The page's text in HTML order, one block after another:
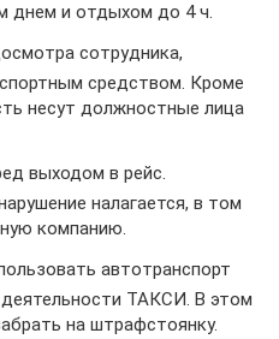
днем и отдыхом до 4 ч.
сотрудника,
средством. Кроме
несут должностные лица
выходом в рейс.
налагается, в том
компанию.
автотранспорт
ТАКСИ. В этом
на штрафстоянку.